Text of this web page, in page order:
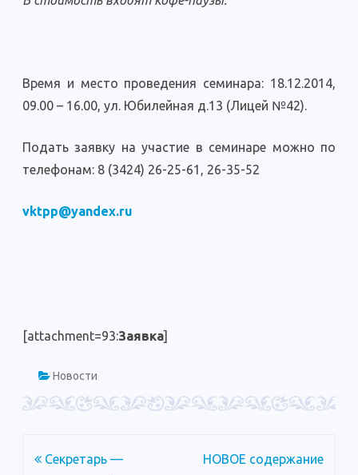
Время и место проведения семинара: 18.12.2014,
09.00 – 16.00, ул. Юбилейная д.13 (Лицей №42).
Подать заявку на участие в семинаре можно по
телефонам: 8 (3424) 26-25-61, 26-35-52
vktpp@yandex.ru
[attachment=93:Заявка]
Новости
Навигация
Секретарь —
НОВОЕ содержание